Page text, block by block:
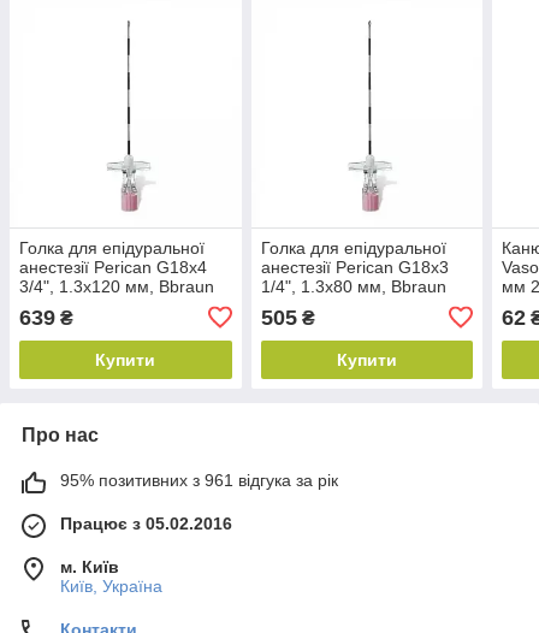
Голка для епідуральної
анестезії Perican G18х4
3/4", 1.3х120 мм, Bbraun
639 ₴
Купити
Голка для епідуральної
анестезії Perican G18х3
1/4", 1.3х80 мм, Bbraun
505₴
Купити
мм
62
Про нас
95% позитивних з 961 відгука за рік
Працює з 05.02.2016
м. Київ
Київ, Україна
Контакти